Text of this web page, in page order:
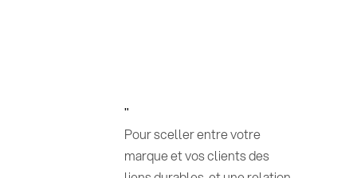
"
Pour sceller entre votre
marque et vos clients des